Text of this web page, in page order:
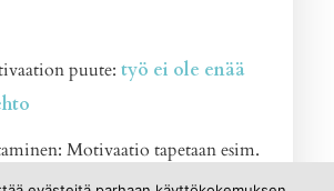
puute:työ ei ole enää
Motivaatio tapetaan esim.
heikentämisellä (esim.